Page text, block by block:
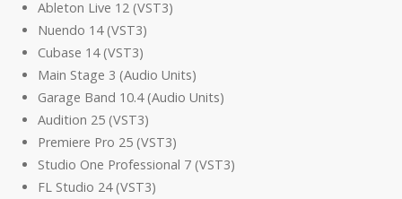
Ableton Live 12 (VST3)
Nuendo 14 (VST3)
Cubase 14 (VST3)
Main Stage 3 (Audio Units)
Garage Band 10.4 (Audio Units)
Audition 25 (VST3)
Premiere Pro 25 (VST3)
Studio One Professional 7 (VST3)
FL Studio 24 (VST3)